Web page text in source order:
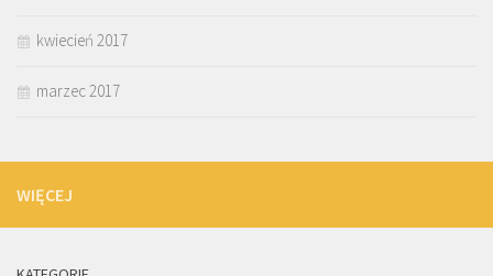
kwiecień 2017
marzec 2017
WIĘCEJ